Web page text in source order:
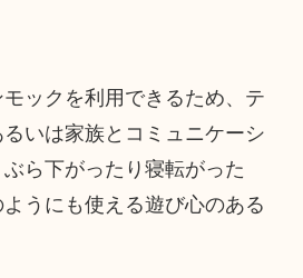
ックを利用できるため、テ
いは家族とコミュニケーシ
ら下がったり寝転がった
うにも使える遊び心のある